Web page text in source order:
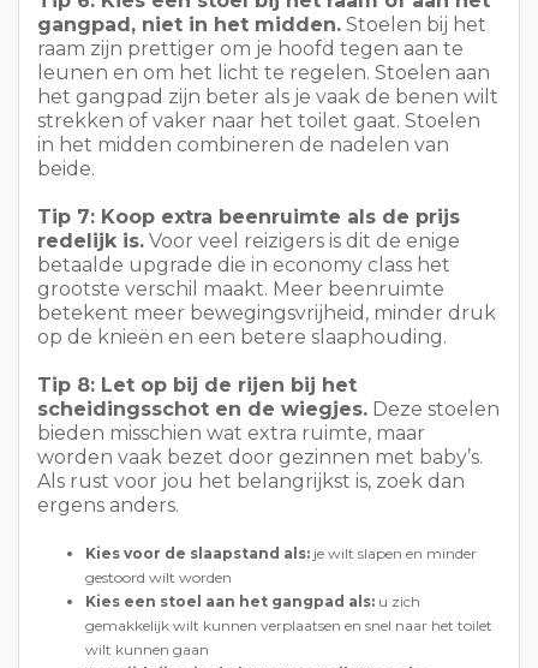
Tip 7: Koop extra beenruimte als de prijs
redelijk is.Voor veel reizigers is dit de enige
betaalde upgrade die in economy class het
grootste verschil maakt. Meer beenruimte
betekent meer bewegingsvrijheid, minder druk
op de knieën en een betere slaaphouding.
Tip 8: Let op bij de rijen bij het
scheidingsschot en de wiegjes.
Deze stoelen
bieden misschien wat extra ruimte, maar
worden vaak bezet door gezinnen met baby’s.
Als rust voor jou het belangrijkst is, zoek dan
ergens anders.
Kies voor de slaapstand als: je wilt slapen en minder
gestoord wilt worden
Kies een stoel aan het gangpad als:u zich
gemakkelijk wilt kunnen verplaatsen en snel naar het toilet
wilt kunnen gaan
Vermijd rijen in de buurt van toiletten als:je een
hekel hebt aan drukte en lawaai
Betaal voor extra beenruimte als:
lengte het reizen in de standaard economy-klasse
Vroeger werd SeatGuru vaak aangeraden, maar
die tool is niet meer zo betrouwbaar als vroeger.
Tegenwoordig kun je beter de stoelindeling